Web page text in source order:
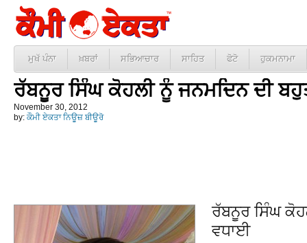
ਮੁਖੱ ਪੰਨਾ ਖ਼ਬਰਾਂ ਸਭਿਆਚਾਰ ਸਾਹਿਤ ਫੋਟੋ ਹੁਕਮਨਾਮਾ
ਰੱਬਨੂਰ ਸਿੰਘ ਕੋਹਲੀ ਨੂੰ ਜਨਮਦਿਨ ਦੀ
November 30, 2012
by: ਕੌਮੀ ਏਕਤਾ ਨਿਊਜ਼ ਬੀਊਰੋ
ਰੱਬਨੂਰ ਸਿੰਘ
ਵਧਾਈ